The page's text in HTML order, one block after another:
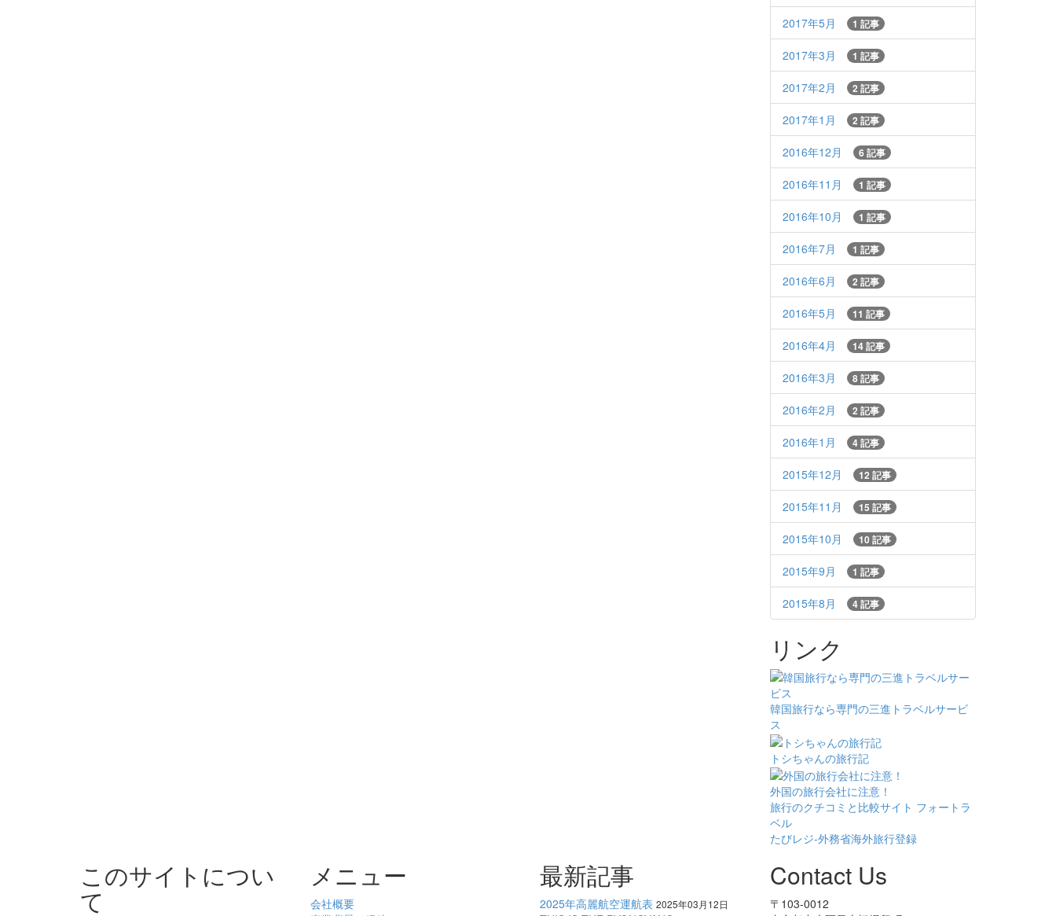
2017年5月 1 記事
2017年3月 1 記事
2017年2月 2 記事
2017年1月 2 記事
2016年12月 6 記事
2016年11月 1 記事
2016年10月 1 記事
2016年7月 1 記事
2016年6月 2 記事
2016年5月 11 記事
2016年4月 14 記事
2016年3月 8 記事
2016年2月 2 記事
2016年1月 4 記事
2015年12月 12 記事
2015年11月 15 記事
2015年10月 10 記事
2015年9月 1 記事
2015年8月 4 記事
リンク
韓国旅行なら専門の三進トラベルサービ
ス
トシちゃんの旅行記
外国の旅行会社に注意！
旅行のクチコミと比較サイト フォートラ
ベル
たびレジ-外務省海外旅行登録
このサイトについ
て
メニュー
会社概要
最新記事
2025年高麗航空運航表 2025年03月12日
Contact Us
〒103-0012